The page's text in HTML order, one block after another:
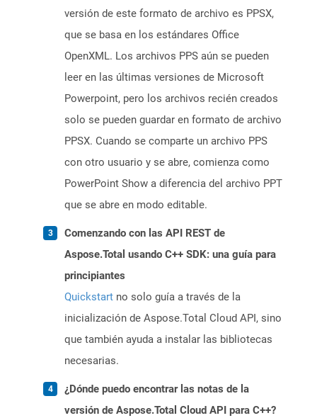
versión de este formato de archivo es PPSX,
que se basa en los estándares Office
OpenXML. Los archivos PPS aún se pueden
leer en las últimas versiones de Microsoft
Powerpoint, pero los archivos recién creados
solo se pueden guardar en formato de archivo
PPSX. Cuando se comparte un archivo PPS
con otro usuario y se abre, comienza como
PowerPoint Show a diferencia del archivo PPT
que se abre en modo editable.
Comenzando con las API REST de
Aspose.Total usando C++ SDK: una guía para
principiantes
Quickstart no solo guía a través de la
inicialización de Aspose.Total Cloud API, sino
que también ayuda a instalar las bibliotecas
necesarias.
¿Dónde puedo encontrar las notas de la
versión de Aspose.Total Cloud API para C++?